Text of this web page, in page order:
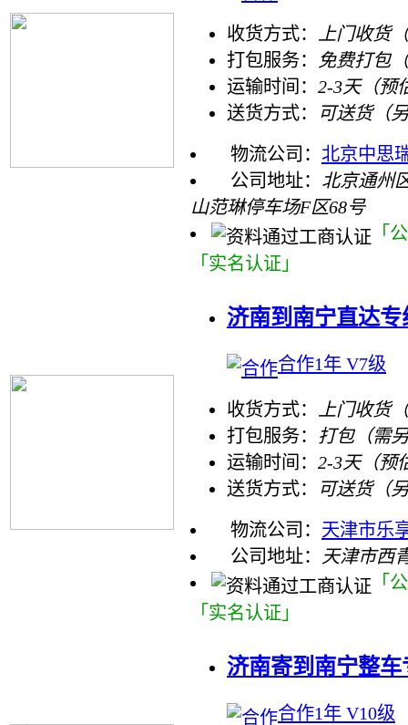
收货方式：
上门收货
打包服务：
免费打包
运输时间： 2-3天（预
送货方式：
可送货（
物流公司： 北京中思
公司地址： 北京通州
山范琳停车场F区68号
「
「实名认证」
济南到南宁直达
合作1年 V7级
收货方式：
上门收货
打包服务： 打包（需
运输时间： 2-3天（预
送货方式：
可送货（
物流公司： 天津市乐
公司地址：
天津市西
「
「实名认证」
济南寄到南宁整
合作1年 V10级